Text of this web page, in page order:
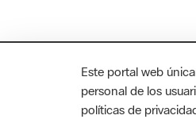
AVISO LEGAL
Este portal web
personal de los
políticas de